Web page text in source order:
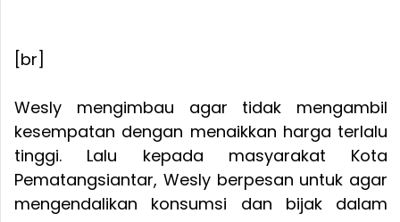
[br]
Wesly mengimbau agar tidak mengambil
kesempatan dengan menaikkan harga terlalu
tinggi. Lalu kepada masyarakat Kota
Pematangsiantar, Wesly berpesan untuk agar
mengendalikan konsumsi dan bijak dalam